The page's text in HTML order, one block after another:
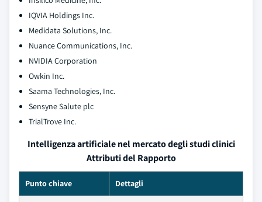
IQVIA Holdings Inc.
Medidata Solutions, Inc.
Nuance Communications, Inc.
NVIDIA Corporation
Owkin Inc.
Saama Technologies, Inc.
Sensyne Salute plc
TrialTrove Inc.
Intelligenza artificiale nel mercato degli studi clinici
Attributi del Rapporto
Punto chiave Dettagli